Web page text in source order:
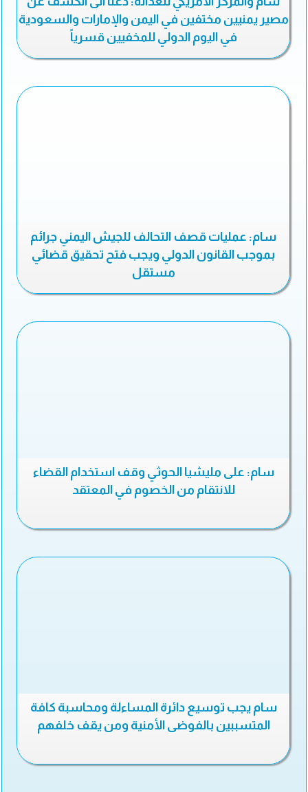
مصير يمنيين مختفين في اليمن والإمارات والسعودية
في اليوم الدولي للمخفيين قسرياً
سام: عمليات قصف التحالف للجيش اليمني جرائم
بموجب القانون الدولي ويجب فتح تحقيق قضائي
مستقل
سام: على مليشيا الحوثي وقف استخدام القضاء
للانتقام من الخصوم في المعتقد
سام يجب توسيع دائرة المساءلة ومحاسبة كافة
المتسببين بالفوضى الأمنية ومن يقف خلفهم